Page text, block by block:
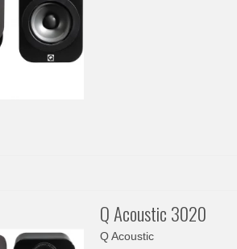
Q Acoustic 3020
Q Acoustic